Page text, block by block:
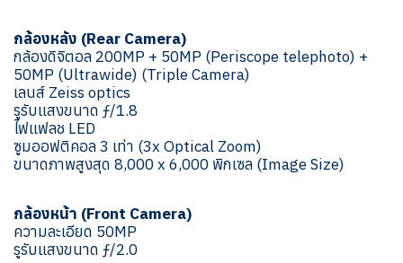
กล้องหลัง (Rear Camera)
กล้องดิจิตอล 200MP + 50MP (Periscope telephoto) +
50MP (Ultrawide) (Triple Camera)
เลนส์ Zeiss optics
รูรับแสงขนาด ƒ/1.8
ไฟแฟลช LED
ซูมออฟติคอล 3 เท่า (3x Optical Zoom)
ขนาดภาพสูงสุด 8,000 x 6,000 พิกเซล (Image Size)
กล้องหน้า (Front Camera)
ความละเอียด 50MP
รูรับแสงขนาด ƒ/2.0